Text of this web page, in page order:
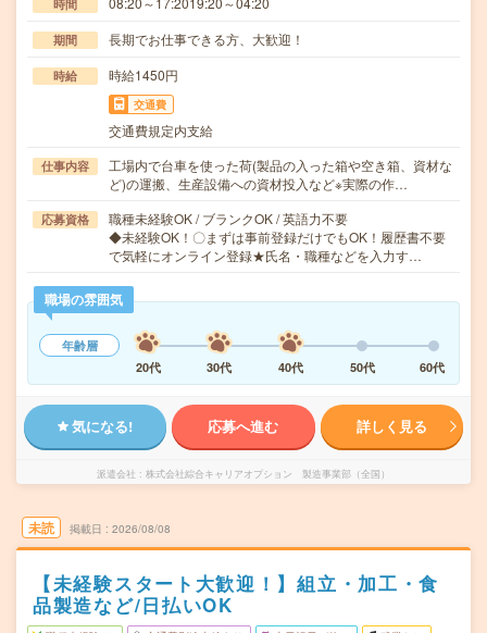
時間
期間 長期でお仕事できる方、大歓迎！
時給 時給1450円
交通費
交通費規定内支給
仕事内容
工場内で台車を使った荷(製品の入った箱や空き箱、資材な
ど)の運搬、生産設備への資材投入など※実際の作…
応募資格
職種未経験OK / ブランクOK / 英語力不要
◆未経験OK！〇まずは事前登録だけでもOK！履歴書不要
で気軽にオンライン登録★氏名・職種などを入力す…
職場の雰囲気
年齢層
20代
30代 40代 50代 60代
気になる! 応募へ進む 詳しく見る
派遣会社 株式会社綜合キャリアオプション 製造事業部（全国）
未読 掲載日 2026/08/08
【未経験スタート大歓迎！】組立・加工・食
品製造など/日払いOK